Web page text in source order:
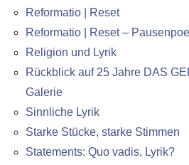
Reformatio | Reset
Reformatio | Reset –
Religion und Lyrik
Rückblick auf 25 Jahre DAS
Galerie
Sinnliche Lyrik
Starke Stücke, starke Stimmen
Statements: Quo vadis, Lyrik?